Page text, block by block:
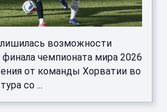
возможности
чемпионата мира 2026
от команды Хорватии во
со ...